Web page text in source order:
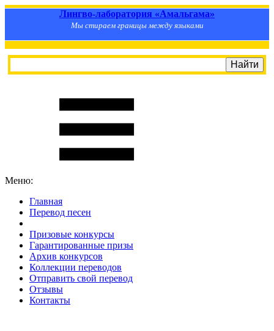
Лингво-лаборатория «Амальгама»
Мы стираем границы между языками
Меню:
Главная
Перевод песен
Призовые конкурсы
Гарантированные призы
Архив конкурсов
Коллекции переводов
Отправить свой перевод
Отзывы
Контакты